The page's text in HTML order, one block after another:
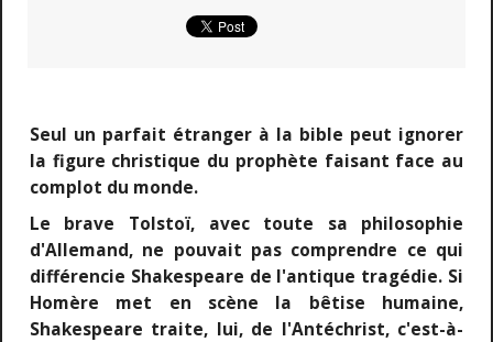
Seul un parfait étranger à la bible peut ignorer
la figure christique du prophète faisant face au
complot du monde.
Le brave Tolstoï, avec toute sa philosophie
d'Allemand, ne pouvait pas comprendre ce qui
différencie Shakespeare de l'antique tragédie. Si
Homère met en scène la bêtise humaine,
Shakespeare traite, lui, de l'Antéchrist, c'est-à-